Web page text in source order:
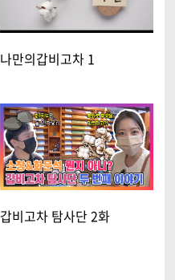
나만의갑비고차 1
갑비고차 탐사단 2화